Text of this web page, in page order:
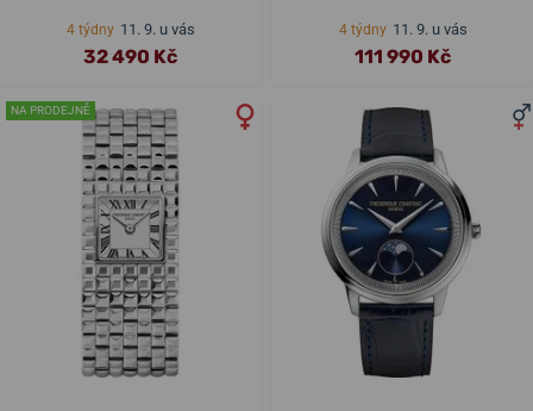
4 týdny 11. 9. u vás
32 490 Kč
4 týdny 11. 9. u vás
111 990 Kč
NA PRODEJNĚ